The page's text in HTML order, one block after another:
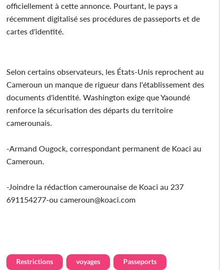
officiellement à cette annonce. Pourtant, le pays a
récemment digitalisé ses procédures de passeports et de
cartes d'identité.
Selon certains observateurs, les États-Unis reprochent au
Cameroun un manque de rigueur dans l'établissement des
documents d'identité. Washington exige que Yaoundé
renforce la sécurisation des départs du territoire
camerounais.
-Armand Ougock, correspondant permanent de Koaci au
Cameroun.
-Joindre la rédaction camerounaise de Koaci au 237
691154277-ou cameroun@koaci.com
Restrictions voyages Passeports